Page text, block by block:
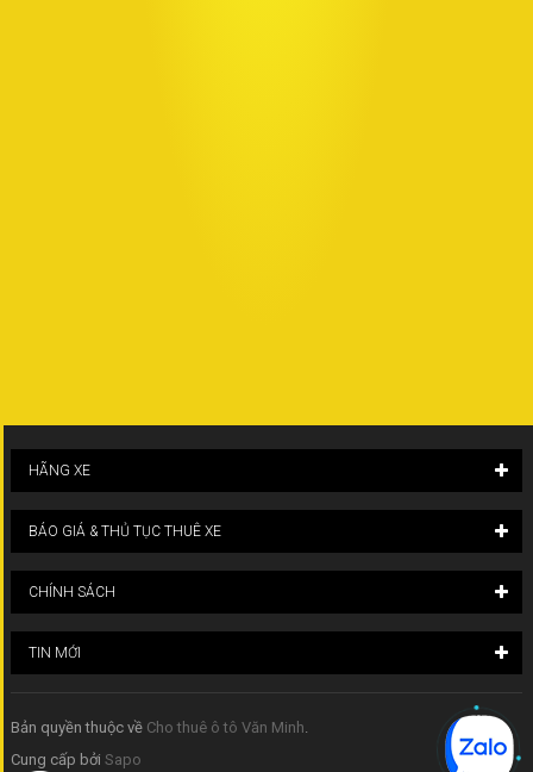
HÃNG XE
BÁO GIÁ & THỦ TỤC THUÊ XE
CHÍNH SÁCH
TIN MỚI
Bản quyền thuộc về Cho thuê ô tô Văn Minh
Cung cấp bởi Sapo